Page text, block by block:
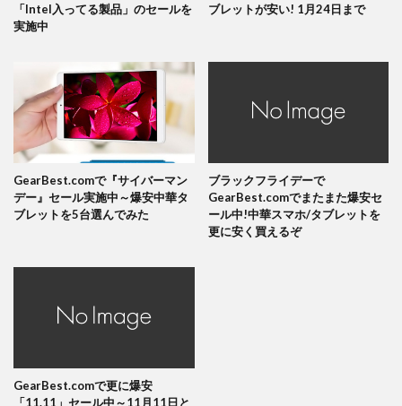
「Intel入ってる製品」のセールを
実施中
ブレットが安い! 1月24日まで
GearBest.comで『サイバーマン
デー』セール実施中～爆安中華タ
ブレットを5台選んでみた
ブラックフライデーで
GearBest.comでまたまた爆安セ
ール中!中華スマホ/タブレットを
更に安く買えるぞ
GearBest.comで更に爆安
「11.11」セール中～11月11日と